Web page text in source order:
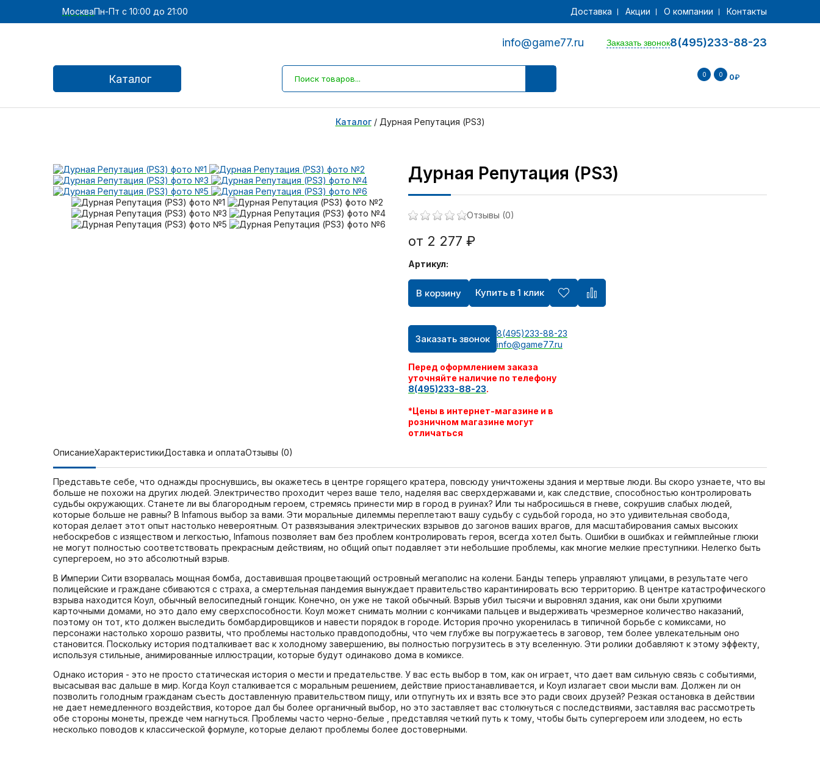
МоскваПн-Пт с 10:00 до 21:00 Доставка Акции О компании Контакты
info@game77.ru 8(495)233-88-23
Заказать звонок
Каталог 0 0 0₽
Каталог/ Дурная Репутация (PS3)
Дурная Репутация (PS3)
Отзывы (0)
от 2 277 ₽
Артикул:
В корзину Купить в 1 клик
Заказать звонок
8(495)233-88-23
info@game77.ru
Перед оформлением заказа
уточняйте наличие по телефону
8(495)233-88-23.
*Цены в интернет-магазине и в
розничном магазине могут
отличаться
ОписаниеХарактеристикиДоставка и оплатаОтзывы (0)
Представьте себе, что однажды проснувшись, вы окажетесь в центре горящего кратера, повсюду уничтожены здания и мертвые люди. Вы скоро узнаете, что вы
больше не похожи на других людей. Электричество проходит через ваше тело, наделяя вас сверхдержавами и, как следствие, способностью контролировать
судьбы окружающих. Станете ли вы благородным героем, стремясь принести мир в город в руинах? Или ты набросишься в гневе, сокрушив слабых людей,
которые больше не равны? В Infamous выбор за вами. Эти моральные дилеммы переплетают вашу судьбу с судьбой города, но это удивительная свобода,
которая делает этот опыт настолько невероятным. От развязывания электрических взрывов до загонов ваших врагов, для масштабирования самых высоких
небоскребов с изяществом и легкостью, Infamous позволяет вам без проблем контролировать героя, всегда хотел быть. Ошибки в ошибках и геймплейные глюки
не могут полностью соответствовать прекрасным действиям, но общий опыт подавляет эти небольшие проблемы, как многие мелкие преступники. Нелегко быть
супергероем, но это абсолютный взрыв.
В Империи Сити взорвалась мощная бомба, доставившая процветающий островный мегаполис на колени. Банды теперь управляют улицами, в результате чего
полицейские и граждане сбиваются с страха, а смертельная пандемия вынуждает правительство карантинировать всю территорию. В центре катастрофического
взрыва находится Коул, обычный велосипедный гонщик. Конечно, он уже не такой обычный. Взрыв убил тысячи и выровнял здания, как они были хрупкими
карточными домами, но это дало ему сверхспособности. Коул может снимать молнии с кончиками пальцев и выдерживать чрезмерное количество наказаний,
поэтому он тот, кто должен выследить бомбардировщиков и навести порядок в городе. История прочно укоренилась в типичной борьбе с комиксами, но
персонажи настолько хорошо развиты, что проблемы настолько правдоподобны, что чем глубже вы погружаетесь в заговор, тем более увлекательным оно
становится. Поскольку история подталкивает вас к холодному завершению, вы полностью погрузитесь в эту вселенную. Эти ролики добавляют к этому эффекту,
используя стильные, анимированные иллюстрации, которые будут одинаково дома в комиксе.
Однако история - это не просто статическая история о мести и предательстве. У вас есть выбор в том, как он играет, что дает вам сильную связь с событиями,
высасывая вас дальше в мир. Когда Коул сталкивается с моральным решением, действие приостанавливается, и Коул излагает свои мысли вам. Должен ли он
позволить голодным гражданам съесть доставленную правительством пищу, или отпугнуть их и взять все это ради своих друзей? Резкая остановка в действии
не дает немедленного воздействия, которое дал бы более органичный выбор, но это заставляет вас столкнуться с последствиями, заставляя вас рассмотреть
обе стороны монеты, прежде чем нагнуться. Проблемы часто черно-белые , представляя четкий путь к тому, чтобы быть супергероем или злодеем, но есть
несколько поводов к классической формуле, которые делают проблемы более достоверными.